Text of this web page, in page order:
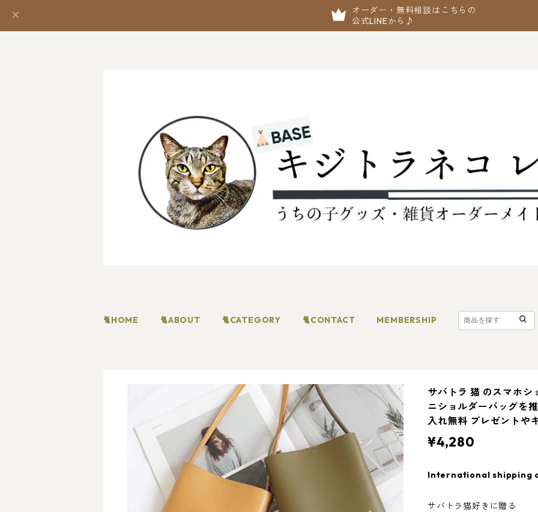
オーダー・無料相談はこちらの
公式LINEから♪
🐈HOME 🐈ABOUT 🐈CATEGORY 🐈CONTACT MEMBERSHIP
サバトラ 猫 のスマホシ
ニショルダーバッグを
入れ無料 プレゼントや
¥4,280
International shipping
サバトラ猫好きに贈る